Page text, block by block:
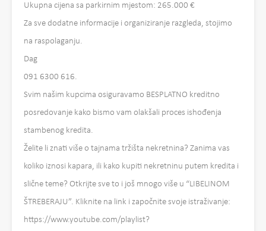
Ukupna cijena sa parkirnim mjestom: 265.000 €
Za sve dodatne informacije i organiziranje razgleda, stojimo
na raspolaganju.
Dag
091 6300 616.
Svim našim kupcima osiguravamo BESPLATNO kreditno
posredovanje kako bismo vam olakšali proces ishođenja
stambenog kredita.
Želite li znati više o tajnama tržišta nekretnina? Zanima vas
koliko iznosi kapara, ili kako kupiti nekretninu putem kredita i
slične teme? Otkrijte sve to i još mnogo više u “LIBELINOM
ŠTREBERAJU”. Kliknite na link i započnite svoje istraživanje:
https://www.youtube.com/playlist?